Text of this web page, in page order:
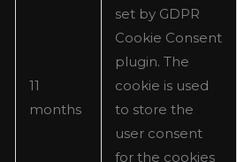
11
months
set by GDPR
Cookie Consent
plugin. The
cookie is used
to store the
user consent
for the cookies